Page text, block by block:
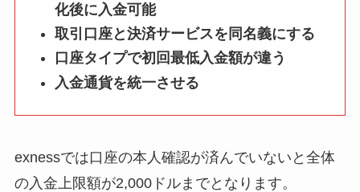
化後に入金可能
取引口座と決済サービスを同名義にする
口座タイプで初回最低入金額が違う
入金通貨を統一させる
exnessでは口座の本人確認が済んでいないと全体
の入金上限額が2,000ドルまでとなります。